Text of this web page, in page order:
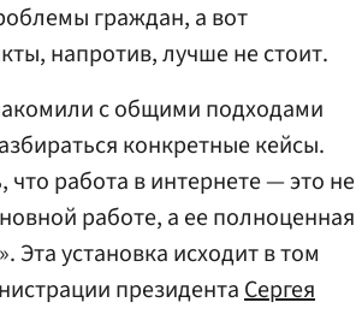
граждан, а вот
напротив, лучше не стоит.
с общими подходами
конкретные кейсы.
работа в интернете — это не
работе, а ее полноценная
Эта установка исходит в том
президентаСергея